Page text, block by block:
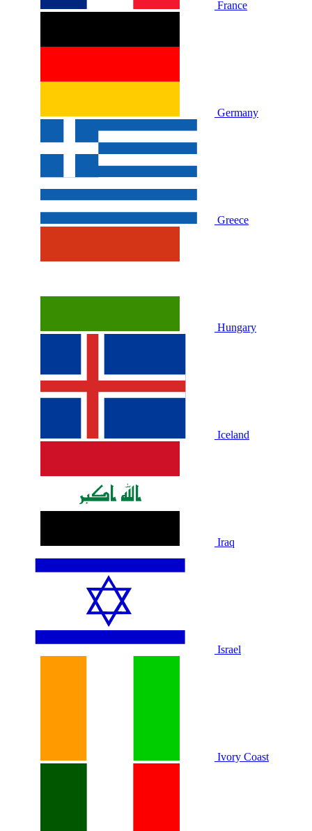
France
Germany
Greece
Hungary
Iceland
Iraq
Israel
Ivory Coast